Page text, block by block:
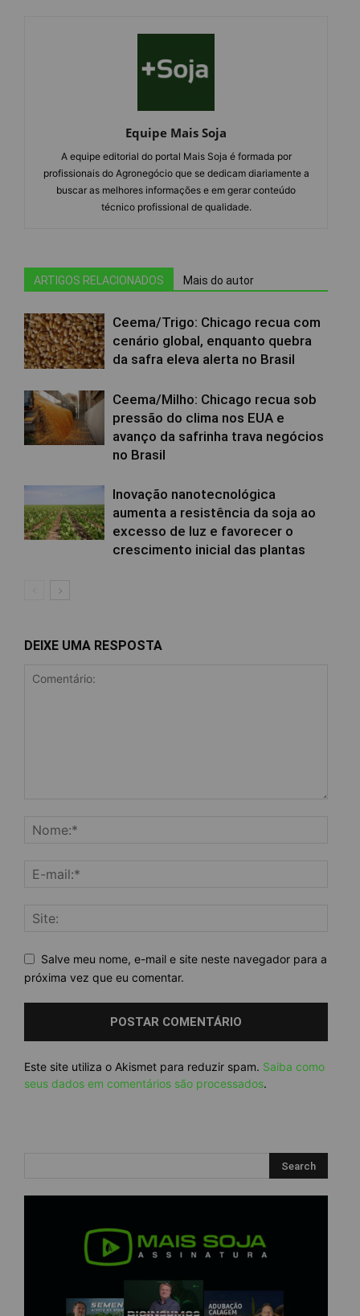
Equipe Mais Soja
A equipe editorial do portal Mais Soja é formada por
profissionais do Agronegócio que se dedicam diariamente a
buscar as melhores informações e em gerar conteúdo
técnico profissional de qualidade.
ARTIGOS RELACIONADOS Mais do autor
Ceema/Trigo: Chicago recua com
cenário global, enquanto quebra
da safra eleva alerta no Brasil
Ceema/Milho: Chicago recua sob
pressão do clima nos EUA e
avanço da safrinha trava negócios
no Brasil
Inovação nanotecnológica
aumenta a resistência da soja ao
excesso de luz e favorecer o
crescimento inicial das plantas
DEIXE UMA RESPOSTA
Salve meu nome, e-mail e site neste navegador para a
próxima vez que eu comentar.
Este site utiliza o Akismet para reduzir spam. Saiba como
seus dados em comentários são processados.